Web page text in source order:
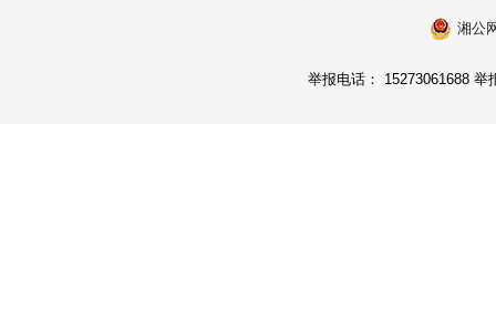
湘公
举报电话： 15273061688